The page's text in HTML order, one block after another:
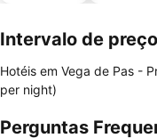
Intervalo de
Hotéis em Vega de Pas -
per night)
Perguntas